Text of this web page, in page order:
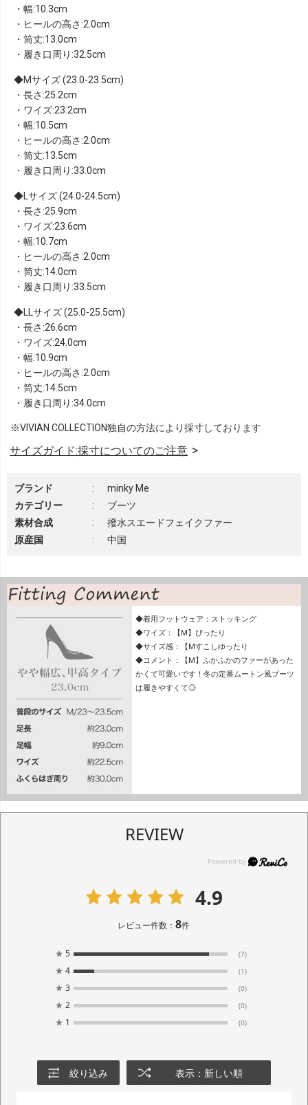
・幅:10.3cm
・ヒールの高さ:2.0cm
・筒丈:13.0cm
・履き口周り:32.5cm
Mサイズ (23.0-23.5cm)
・長さ:25.2cm
・ワイズ:23.2cm
・幅:10.5cm
・ヒールの高さ:2.0cm
・筒丈:13.5cm
・履き口周り:33.0cm
Lサイズ (24.0-24.5cm)
・長さ:25.9cm
・ワイズ:23.6cm
・幅:10.7cm
・ヒールの高さ:2.0cm
・筒丈:14.0cm
・履き口周り:33.5cm
LLサイズ (25.0-25.5cm)
・長さ:26.6cm
・ワイズ:24.0cm
・幅:10.9cm
・ヒールの高さ:2.0cm
・筒丈:14.5cm
・履き口周り:34.0cm
※VIVIAN COLLECTION独自の方法により採寸しております
サイズガイド:採寸についてのご注意
ブランド :
minky Me
カテゴリー
:
ブーツ
素材合成
:
撥水スエードフェイクファー
原産国
: 中国
◆着用フットウェア：ストッキング
◆ワイズ：【M】ぴったり
◆サイズ感：【Mすこしゆったり
◆コメント：【M】ふかふかのファーがあった
かくて可愛いです！冬の定番ムートン風ブーツ
は履きやすくて◎
REVIEW
4.9
レビュー件数：8件
★ 5 (7)
★ 4 (1)
★ 3 (0)
★ 2 (0)
★ 1 (0)
絞り込み 表示：新しい順